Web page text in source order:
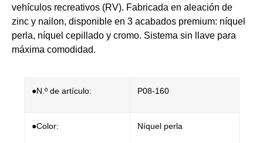
vehículos recreativos (RV)​​. Fabricada en ​​aleación de
zinc y nailon​​, disponible en 3 acabados premium: níquel
perla, níquel cepillado y cromo. Sistema sin llave para
máxima comodidad.
●N.º de artículo: P08-160
●Color: Níquel perla